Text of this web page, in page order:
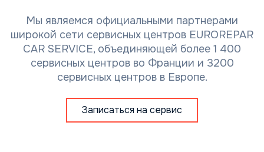
Мы являемся официальными партнерами
широкой сети сервисных центров EUROREPAR
CAR SERVICE, объединяющей более 1 400
сервисных центров во Франции и 3200
сервисных центров в Европе.
Записаться на сервис